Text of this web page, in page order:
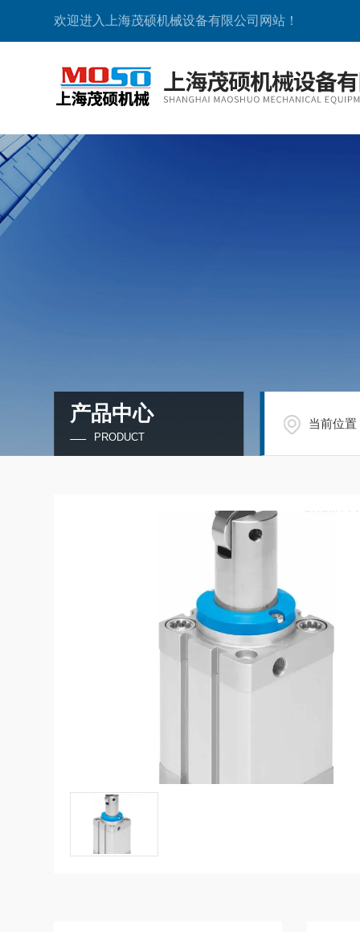
欢迎进入上海茂硕机械设备有限公司网站！
产品中心
PRODUCT
当前位置